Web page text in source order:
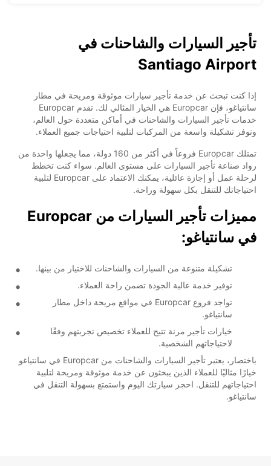
تأجير السيارات والشاحنات في
Santiago Airport
إذا كنت تبحث عن خدمة تأجير سيارات موثوقة ومريحة في مطار
سانتياغو، فإن Europcar هي الخيار المثالي لك. تقدم Europcar
خدمات تأجير السيارات والشاحنات في أماكن متعددة حول العالم،
وتوفر تشكيلة واسعة من المركبات لتلبية احتياجات جميع العملاء.
تمتلك Europcar فروعاً في أكثر من 160 دولة، مما يجعلها واحدة من
رواد صناعة تأجير السيارات على مستوى العالم. سواء كنت تخطط
لرحلة عمل أو إجازة عائلية، يمكنك الاعتماد على Europcar لتلبية
احتياجاتك للتنقل بكل سهولة وراحة.
مميزات تأجير السيارات من Europcar
في سانتياغو:
تشكيلة متنوعة من السيارات والشاحنات للاختيار من بينها.
توفير خدمة عالية الجودة تضمن راحة العملاء.
تواجد فروع Europcar في مواقع مريحة داخل مطار
سانتياغو.
خيارات تأجير مرنة تتيح للعملاء تخصيص تجربتهم وفقًا
لاحتياجاتهم الشخصية.
باختصار، يعتبر تأجير السيارات والشاحنات من Europcar في سانتياغو
خيارًا مثاليًا للعملاء الذين يبحثون عن خدمة موثوقة ومريحة لتلبية
احتياجاتهم للتنقل. احجز سيارتك اليوم واستمتع بسهولة التنقل في
سانتياغو.